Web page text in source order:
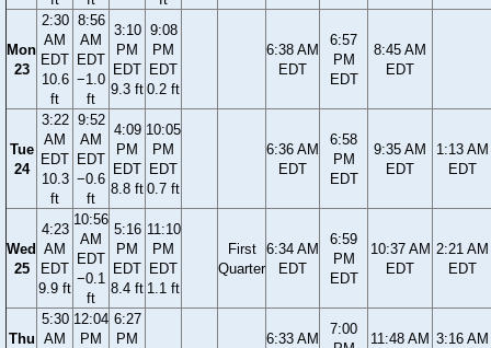
Mon
23
2:30
AM
EDT
10.6
ft
8:56
AM
EDT
−1.0
ft
3:10
PM
EDT
9.3 ft
9:08
PM
EDT
0.2 ft
6:38 AM
EDT
6:57
PM
EDT
8:45 AM
EDT
Tue
24
3:22
AM
EDT
10.3
ft
9:52
AM
EDT
−0.6
ft
4:09
PM
EDT
8.8 ft
10:05
PM
EDT
0.7 ft
6:36 AM
EDT
6:58
PM
EDT
9:35 AM
EDT
1:13 AM
EDT
Wed
25
4:23
AM
EDT
9.9 ft
10:56
AM
EDT
−0.1
ft
5:16
PM
EDT
8.4 ft
11:10
PM
EDT
1.1 ft
First
Quarter
6:34 AM
EDT
6:59
PM
EDT
10:37 AM
EDT
2:21 AM
EDT
Thu
5:30
AM
12:04
PM
6:27
PM
6:33 AM
7:00
11:48 AM 3:16 AM